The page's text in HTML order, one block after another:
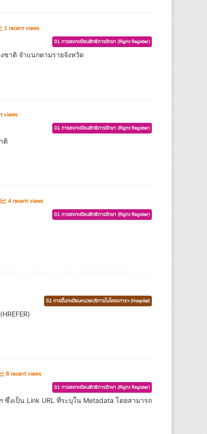
1 recent views
01 การลงทะเบียนสิทธิการรักษา (Right Register)
ชาติ จำแนกตามรายจังหวัด
views
01 การลงทะเบียนสิทธิการรักษา (Right Register)
ติ
4 recent views
01 การลงทะเบียนสิทธิการรักษา (Right Register)
02 การขึ้นทะเบียนหน่วยบริการในโครงการฯ (Hospital)
8 recent views
01 การลงทะเบียนสิทธิการรักษา (Right Register)
งเป็น Link URL ที่ระบุใน Metadata โดยสามารถ